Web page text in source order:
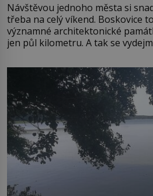
Návštěvou jednoho města si
třeba na celý víkend. Boskovice
významné architektonické
jen půl kilometru. A tak se
Boskovice na okraji Drahanské
ve13. století, a už v roce 1313